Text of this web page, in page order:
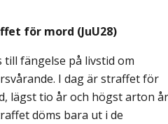
för mord (JuU28)
fängelse på livstid om
I dag är straffet för
lägst tio år och högst arton
döms bara ut i de